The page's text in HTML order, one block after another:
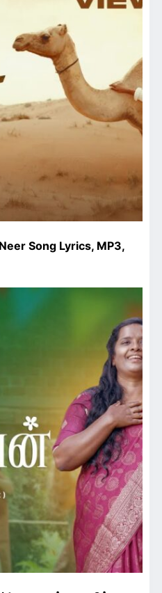
Song Lyrics, MP3,